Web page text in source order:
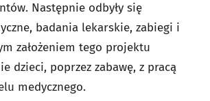
Następnie odbyły się
badania lekarskie, zabiegi i
założeniem tego projektu
dzieci, poprzez zabawę, z pracą
medycznego.